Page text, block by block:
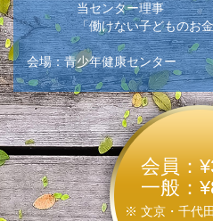
当センター理事
「働けない子どものお金を
会場：青少年健康センター
会員：
一般：
※ 文京・千代